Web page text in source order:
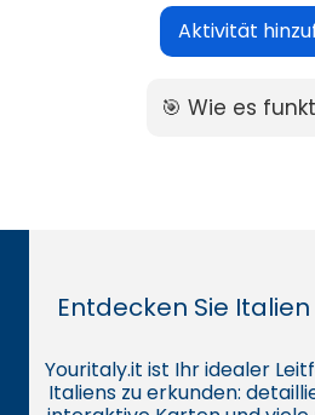
Aktivität
🎯 Wie es
Entdecken Sie
Youritaly.it ist Ihr idealer
Italiens zu erkunden: